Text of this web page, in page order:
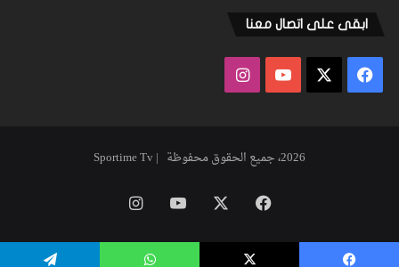
ابقى على اتصال معنا
فيسبوك ‫YouTubeانستقرام
2026، جميع الحقوق محفوظة | Sportime Tv
فيسبوك ‫YouTubeانستقرام